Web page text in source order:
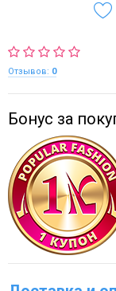
Отзывов: 0
Бонус за